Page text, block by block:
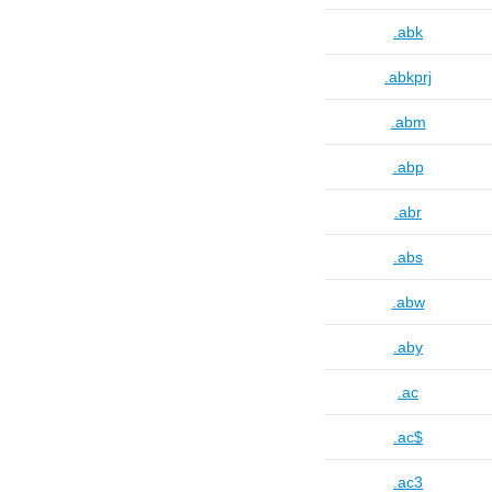
.abk
.abkprj
.abm
.abp
.abr
.abs
.abw
.aby
.ac
.ac$
.ac3